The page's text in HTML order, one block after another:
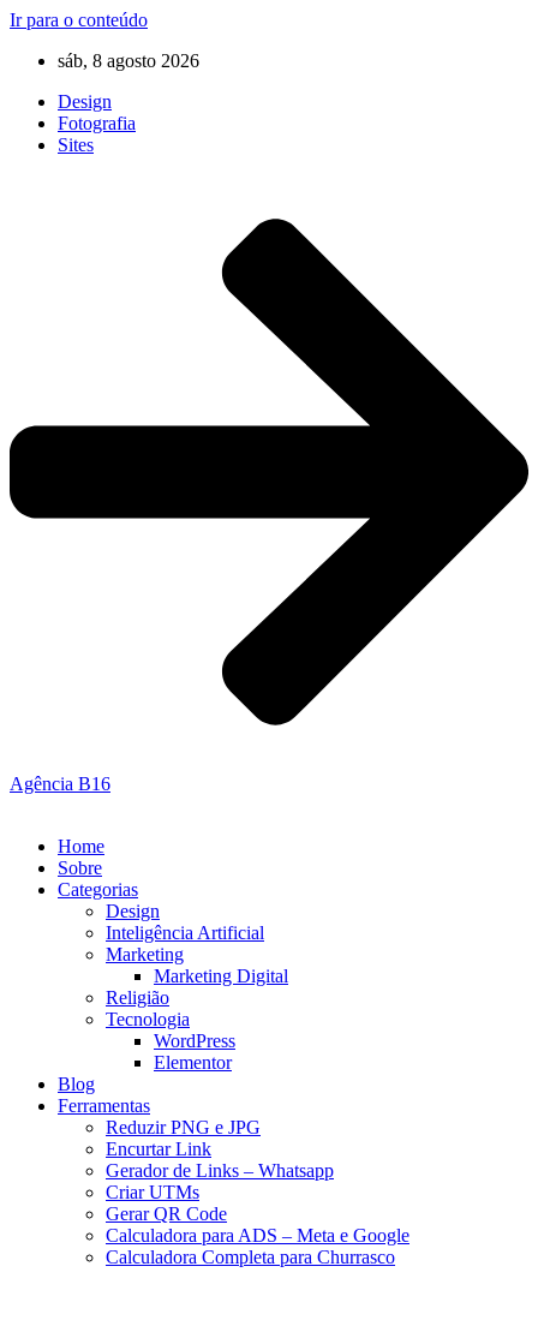
Ir para o conteúdo
sáb, 8 agosto 2026
Design
Fotografia
Sites
Agência B16
Home
Sobre
Categorias
Design
Inteligência Artificial
Marketing
Marketing Digital
Religião
Tecnologia
WordPress
Elementor
Blog
Ferramentas
Reduzir PNG e JPG
Encurtar Link
Gerador de Links – Whatsapp
Criar UTMs
Gerar QR Code
Calculadora para ADS – Meta e Google
Calculadora Completa para Churrasco